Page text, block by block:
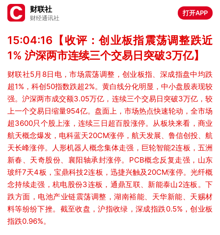
财联社
财经通讯社
打开APP
15:04:16【收评：创业板指震荡调整跌近
1% 沪深两市连续三个交易日突破3万亿】
财联社5月8日电，市场震荡调整，创业板指、深成指盘中均跌
超1%，科创50指数跌超2%。黄白线分化明显，中小盘股表现较
强。沪深两市成交额3.05万亿，连续三个交易日突破3万亿，较
上一个交易日缩量954亿。盘面上，市场热点快速轮动，全市场
超3600只个股上涨，连续三日超百股涨停。从板块来看，商业
航天概念爆发，电科蓝天20CM涨停，航天发展、鲁信创投、航
天长峰涨停。人形机器人概念集体走强，巨轮智能2连板，五洲
新春、天奇股份、襄阳轴承封涨停。PCB概念反复走强，山东
玻纤7天4板，宝鼎科技2连板，迅捷兴触及20CM涨停。光纤概
念持续走强，杭电股份3连板，通鼎互联、新能泰山2连板。下
跌方面，电池产业链震荡调整，湖南裕能、天华新能、天赐材
料等纷纷下挫。截至收盘，沪指收绿，深成指跌0.5%，创业板
指跌0.96%。